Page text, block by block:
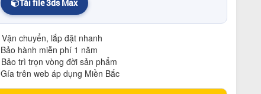
Tải file 3ds Max
Vận chuyển, lắp đặt nhanh
Bảo hành miễn phí 1 năm
Bảo trì trọn vòng đời sản phẩm
Gía trên web áp dụng Miền Bắc